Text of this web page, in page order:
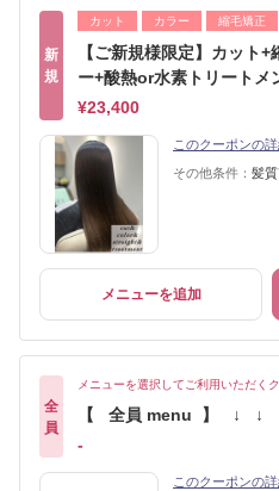
新
規
カット カラー 縮毛矯正
【ご新規様限定】カット
ー+酸熱or水素トリートメ
¥23,400
このクーポンの
その他条件： 髪
メニューを追加
全
員
メニューを選択してご利用いただく
【 全員 menu 】 ↓ ↓
-
このクーポンの